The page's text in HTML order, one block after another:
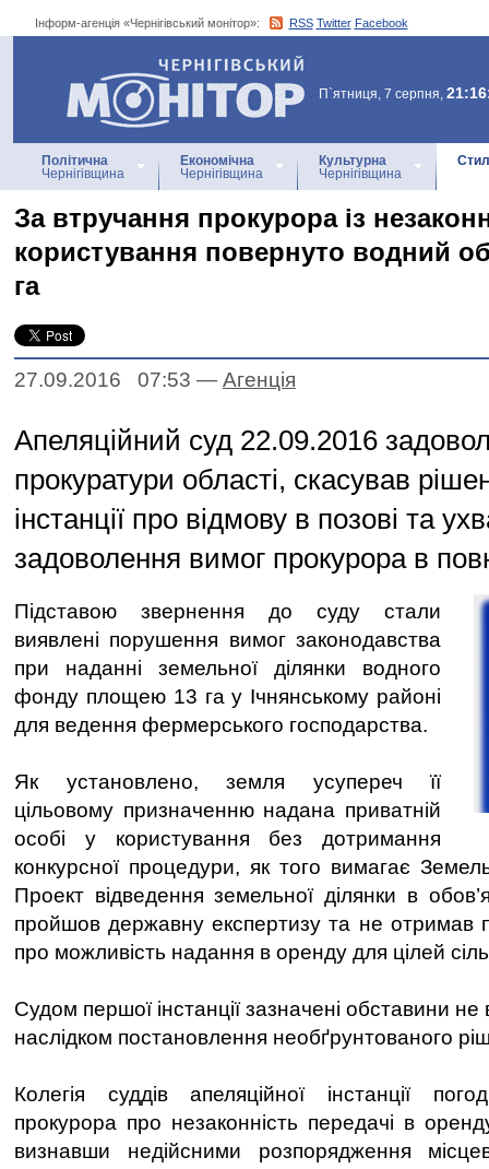
Інформ-агенція «Чернігівський монітор»: RSS Twitter Facebook
Інформ-агенція
«Чернігівський монітор»
П`ятниця, 7 серпня,
Політична
Чернігівщина
Економічна
Чернігівщина
Культурна
Чернігівщина
За втручання прокурора із
користування повернуто водний
га
27.09.2016 07:53 — Агенцiя
Апеляційний суд 22.09.2016
прокуратури області, скасував
інстанції про відмову в позові та
задоволення вимог прокурора в
Підставою звернення до суду стали
виявлені порушення вимог законодавства
при наданні земельної ділянки водного
фонду площею 13 га у Ічнянському районі
для ведення фермерського господарства.
Як установлено, земля усупереч її
цільовому призначенню надана приватній
особі у користування без дотримання
конкурсної процедури, як того вимагає
Проект відведення земельної ділянки в
пройшов державну експертизу та не отримав
про можливість надання в оренду для цілей
Судом першої інстанції зазначені обставини
наслідком постановлення необґрунтованого
Колегія суддів апеляційної інстанції
прокурора про незаконність передачі в
визнавши недійсними розпорядження